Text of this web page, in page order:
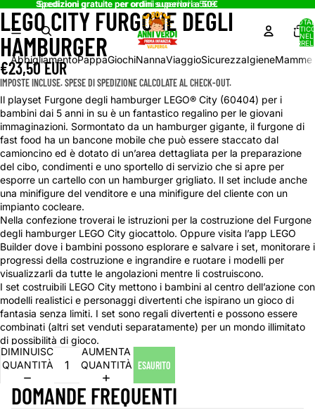
Spedizioni gratuite per ordini superiori a 50€
Spedizioni gratuite per ordini superiori a 50€
NEL
AbbigliamentoPappaGiochiNannaViaggioSicurezzaIgieneMamme
APRI
IMMAGINE
A
SCHERMO
INTERO
APRI
IMMAGINE
A
SCHERMO
INTERO
APRI
IMMAGINE
A
SCHERMO
INTERO
LEGO CITY FURGONE DEGLI
HAMBURGER
€23,50 EUR
IMPOSTE INCLUSE. SPESE DI SPEDIZIONE CALCOLATE AL CHECK-OUT.
Il playset Furgone degli hamburger LEGO® City (60404) per i
bambini dai 5 anni in su è un fantastico regalino per le giovani
immaginazioni. Sormontato da un hamburger gigante, il furgone di
fast food ha un bancone mobile che può essere staccato dal
camioncino ed è dotato di un’area dettagliata per la preparazione
del cibo, condimenti e uno sportello di servizio che si apre per
esporre un cartello con un hamburger grigliato. Il set include anche
una minifigure del venditore e una minifigure del cliente con un
impianto cocleare.
Nella confezione troverai le istruzioni per la costruzione del Furgone
degli hamburger LEGO City giocattolo. Oppure visita l’app LEGO
Builder dove i bambini possono esplorare e salvare i set, monitorare i
progressi della costruzione e ingrandire e ruotare i modelli per
visualizzarli da tutte le angolazioni mentre li costruiscono.
I set costruibili LEGO City mettono i bambini al centro dell’azione con
modelli realistici e personaggi divertenti che ispirano un gioco di
fantasia senza limiti. I set sono regali divertenti e possono essere
combinati (altri set venduti separatamente) per un mondo illimitato
di possibilità di gioco.
DIMINUISCI
QUANTITÀ
AUMENTA
QUANTITÀ ESAURITO
DOMANDE FREQUENTI